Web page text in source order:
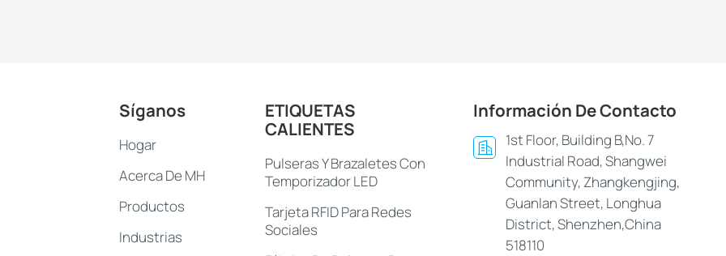
Información De Contacto
1st Floor, Building B,No. 7
Industrial Road, Shangwei
Community, Zhangkengjing,
Guanlan Street, Longhua
District, Shenzhen,China
518110
ETIQUETAS
CALIENTES
Pulseras Y Brazaletes Con
Temporizador LED
Tarjeta RFID Para Redes
Sociales
Síganos
Hogar
Acerca De MH
Productos
Industrias